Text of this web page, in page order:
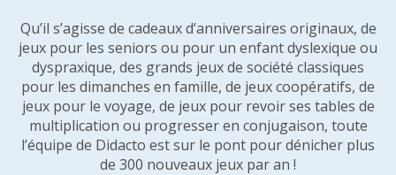
Qu’il s’agisse de cadeaux d’anniversaires originaux, de
jeux pour les seniors ou pour un enfant dyslexique ou
dyspraxique, des grands jeux de société classiques
pour les dimanches en famille, de jeux coopératifs, de
jeux pour le voyage, de jeux pour revoir ses tables de
multiplication ou progresser en conjugaison, toute
l’équipe de Didacto est sur le pont pour dénicher plus
de 300 nouveaux jeux par an !